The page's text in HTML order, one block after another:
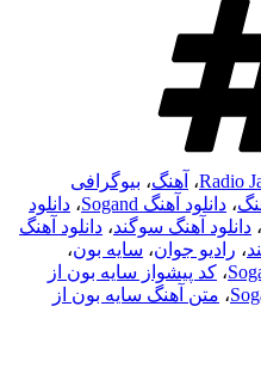
Radio، آهنگ، بیوگرافی
، دانلود آهنگ Sogand ، دانلود
، دانلود آهنگ سوگند، دانلود آهنگ
، رادیو جوان، سایه بون،
، کد پیشواز سایه بون از
، متن آهنگ سایه بون از